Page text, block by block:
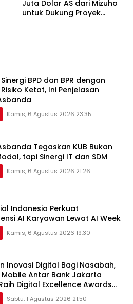
Juta Dolar AS dari Mizuho
untuk Dukung Proyek
BPD dan BPR dengan
Ketat, Ini Penjelasan
Kamis, 6 Agustus 2026 23:35
Tegaskan KUB Bukan
tapi Sinergi IT dan SDM
Kamis, 6 Agustus 2026 21:26
Indonesia Perkuat
AI Karyawan Lewat AI Week
Kamis, 6 Agustus 2026 19:30
Inovasi Digital Bagi Nasabah,
Mobile Antar Bank Jakarta
Digital Excellence Awards
Sabtu, 1 Agustus 2026 21:50